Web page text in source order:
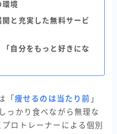
環境
と充実した無料サービ
自分をもっと好きにな
「 痩せるのは当たり前 」
っかり食べながら無理な
ロトレーナーによる個別